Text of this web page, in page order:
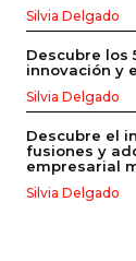
Silvia Delgado
Descubre los
innovación y
Silvia Delgado
Descubre el
fusiones y
empresarial
Silvia Delgado